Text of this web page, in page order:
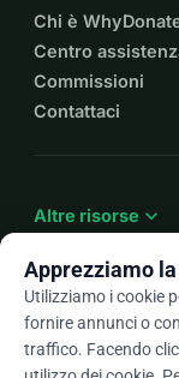
Chi è
Centro
Commissioni
Contattaci
Altre risorse expand_more
It arrow_drop_down
Apprezziamo
Utilizziamo i cookie
fornire annunci o
traffico. Facendo